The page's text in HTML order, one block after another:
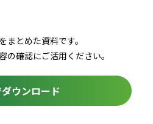
まとめた資料です。
の確認にご活用ください。
ウンロード